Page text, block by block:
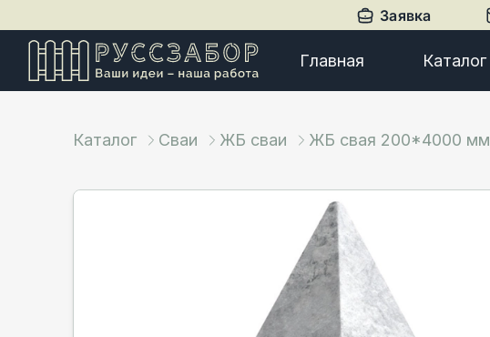
Заявка
Главная Каталог
Каталог Сваи ЖБ сваи ЖБ свая 200*4000 мм